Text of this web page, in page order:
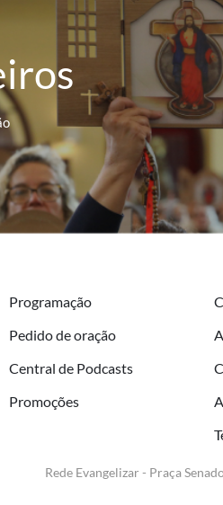
Programação
Pedido de oração
Central de Podcasts
Promoções
Rede Evangelizar - Praça